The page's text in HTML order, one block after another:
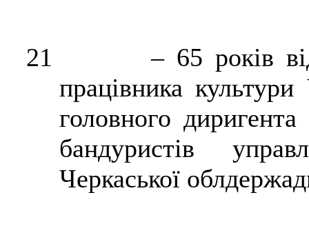
21 –65 років
працівника
головного
бандуристів
Черкаської